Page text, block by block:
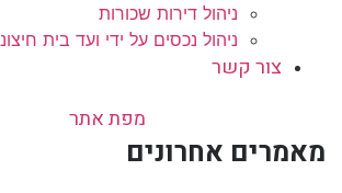
ניהול דירות שכורות
ניהול נכסים על ידי ועד בית חיצוני
צור קשר
מפת אתר
מאמרים אחרונים